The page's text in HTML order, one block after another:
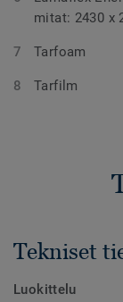
mitat: 2430 x
Tarfoam
Tarfilm
Tekniset
Luokittelu